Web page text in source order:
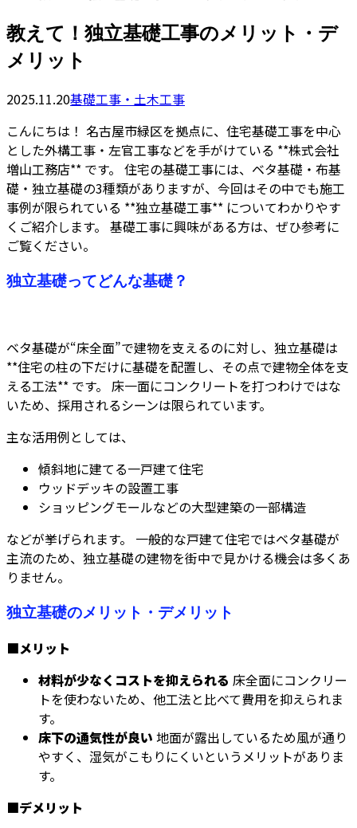
教えて！独立基礎工事のメリット・デ
メリット
2025.11.20基礎工事・土木工事
こんにちは！ 名古屋市緑区を拠点に、住宅基礎工事を中心
とした外構工事・左官工事などを手がけている **株式会社
増山工務店** です。 住宅の基礎工事には、ベタ基礎・布基
礎・独立基礎の3種類がありますが、今回はその中でも施工
事例が限られている **独立基礎工事** についてわかりやす
くご紹介します。 基礎工事に興味がある方は、ぜひ参考に
ご覧ください。
独立基礎ってどんな基礎？
ベタ基礎が“床全面”で建物を支えるのに対し、独立基礎は
**住宅の柱の下だけに基礎を配置し、その点で建物全体を支
える工法** です。 床一面にコンクリートを打つわけではな
いため、採用されるシーンは限られています。
主な活用例としては、
傾斜地に建てる一戸建て住宅
ウッドデッキの設置工事
ショッピングモールなどの大型建築の一部構造
などが挙げられます。 一般的な戸建て住宅ではベタ基礎が
主流のため、独立基礎の建物を街中で見かける機会は多くあ
りません。
独立基礎のメリット・デメリット
■メリット
材料が少なくコストを抑えられる 床全面にコンクリー
トを使わないため、他工法と比べて費用を抑えられま
す。
床下の通気性が良い 地面が露出しているため風が通り
やすく、湿気がこもりにくいというメリットがありま
す。
■デメリット